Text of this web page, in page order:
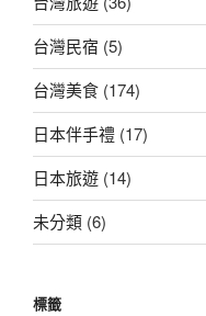
台灣民宿 (5)
台灣美食 (174)
日本伴手禮 (17)
日本旅遊 (14)
未分類 (6)
標籤